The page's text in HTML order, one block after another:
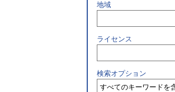
地域
ライセンス
検索オプション